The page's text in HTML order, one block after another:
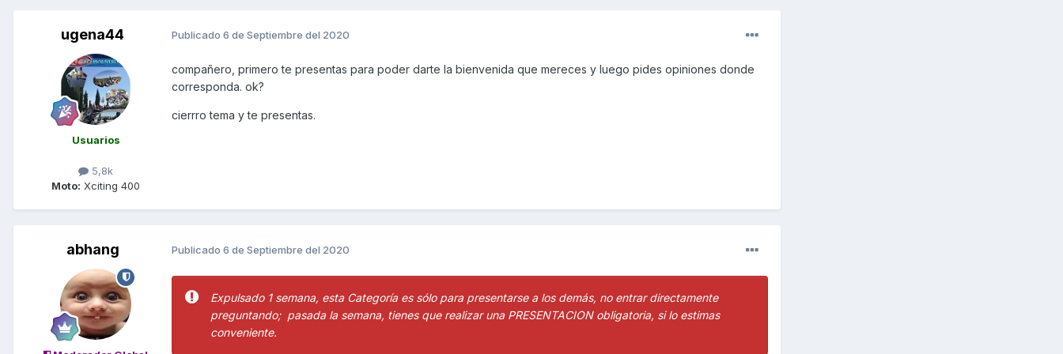
ugena44
Usuarios
5,8k
Moto: Xciting 400
Publicado 6 de Septiembre del 2020
compañero, primero te presentas para poder darte la bienvenida que mereces y luego pides opiniones donde
corresponda. ok?
cierrro tema y te presentas.
abhang Publicado 6 de Septiembre del 2020
Expulsado 1 semana, esta Categoría es sólo para presentarse a los demás, no entrar directamente
preguntando; pasada la semana, tienes que realizar una PRESENTACION obligatoria, si lo estimas
conveniente.